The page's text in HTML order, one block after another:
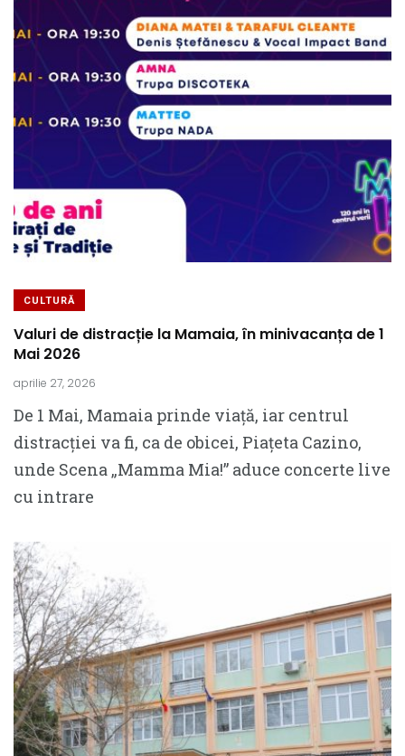
CULTURĂ
Valuri de distracție la Mamaia, în minivacanța de 1
Mai 2026
aprilie 27, 2026
De 1 Mai, Mamaia prinde viață, iar centrul
distracției va fi, ca de obicei, Piațeta Cazino,
unde Scena „Mamma Mia!” aduce concerte live
cu intrare